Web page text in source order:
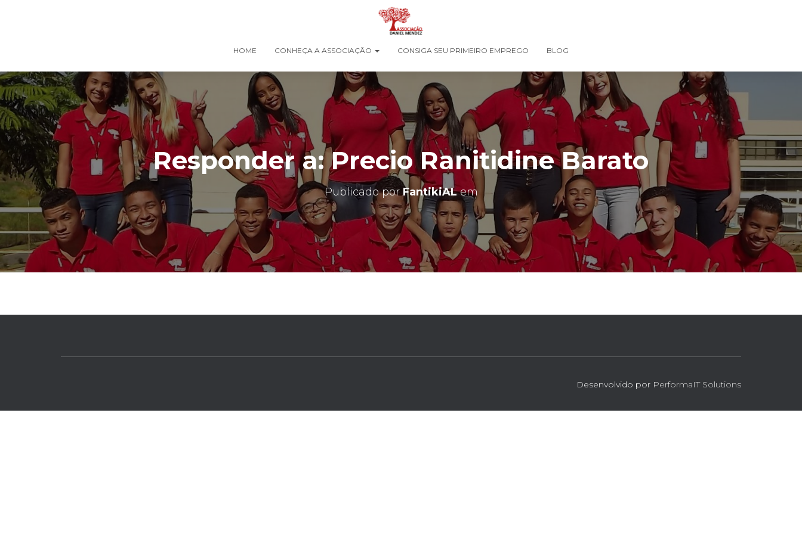
HOME CONHEÇA A ASSOCIAÇÃO CONSIGA SEU PRIMEIRO EMPREGO BLOG
Responder a: Precio Ranitidine Barato
Publicado porFantikiALem
Desenvolvido por PerformaIT Solutions